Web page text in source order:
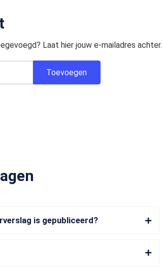
Laat hier jouw e-mailadres achter.
is gepubliceerd?